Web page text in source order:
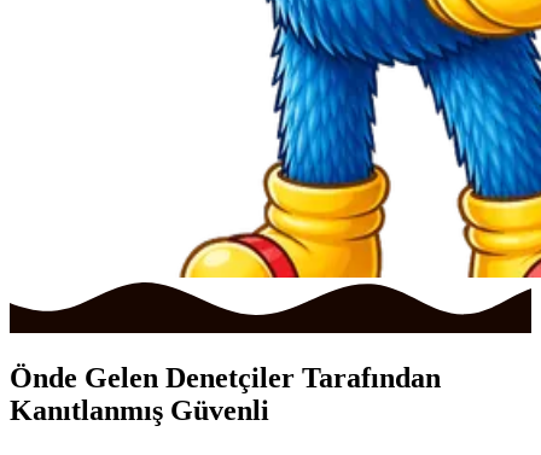
Önde Gelen Denetçiler Tarafından
Kanıtlanmış Güvenli